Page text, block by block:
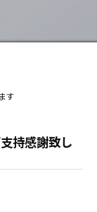
す
持感謝致し